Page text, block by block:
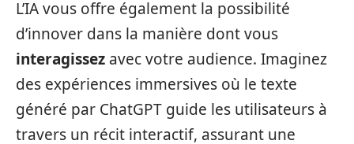
L’IA vous offre également la possibilité
d’innover dans la manière dont vous
interagissez avec votre audience. Imaginez
des expériences immersives où le texte
généré par ChatGPT guide les utilisateurs à
travers un récit interactif, assurant une